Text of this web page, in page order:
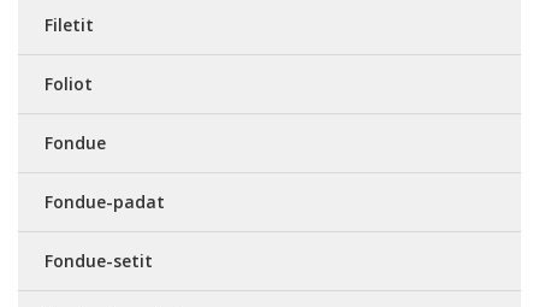
Filetit
Foliot
Fondue
Fondue-padat
Fondue-setit